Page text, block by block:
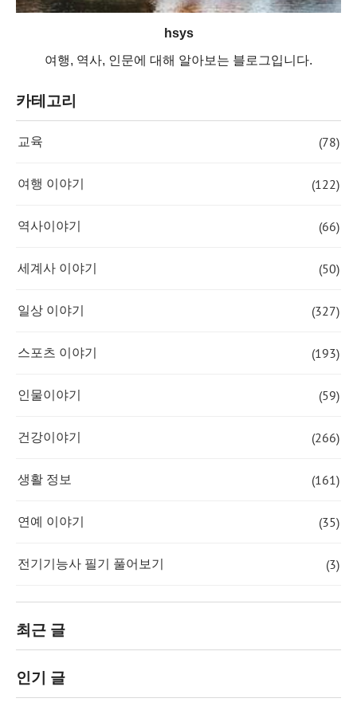
hsys
여행, 역사, 인문에 대해 알아보는 블로그입니다.
카테고리
교육 (78)
여행 이야기 (122)
역사이야기 (66)
세계사 이야기 (50)
일상 이야기 (327)
스포츠 이야기 (193)
인물이야기 (59)
건강이야기 (266)
생활 정보 (161)
연예 이야기 (35)
전기기능사 필기 풀어보기 (3)
최근 글
인기 글